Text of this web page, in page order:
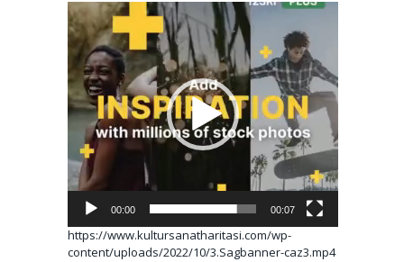
Video
oynatıcı
00:00 00:07
https://www.kultursanatharitasi.com/wp-
content/uploads/2022/10/3.Sagbanner-caz3.mp4